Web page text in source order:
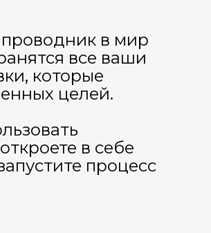
проводник в мир
все ваши
которые
целей.
в себе
процесс